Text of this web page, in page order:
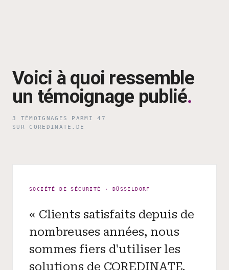
Voici à quoi ressemble
un témoignage publié.
3 TÉMOIGNAGES PARMI 47
SUR COREDINATE.DE
SOCIÉTÉ DE SÉCURITÉ · DÜSSELDORF
« Clients satisfaits depuis de
nombreuses années, nous
sommes fiers d'utiliser les
solutions de COREDINATE.